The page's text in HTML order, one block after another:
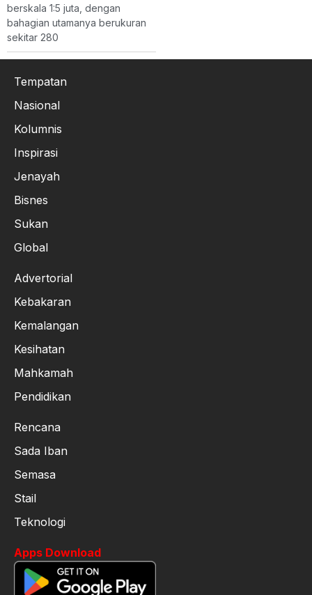
berskala 1:5 juta, dengan
bahagian utamanya berukuran
sekitar 280
Tempatan
Nasional
Kolumnis
Inspirasi
Jenayah
Bisnes
Sukan
Global
Advertorial
Kebakaran
Kemalangan
Kesihatan
Mahkamah
Pendidikan
Rencana
Sada Iban
Semasa
Stail
Teknologi
Apps Download